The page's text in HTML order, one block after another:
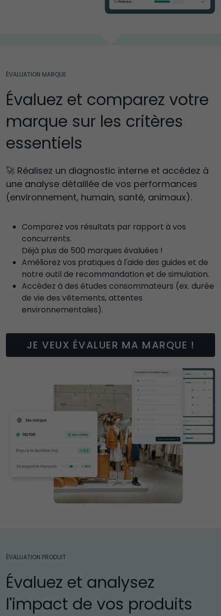
ÉVALUATION MARQUE
Évaluez et comparez votre
marque sur les critères
essentiels
🚀 Réalisez un diagnostic interne et accédez à
une analyse détaillée de vos performances
(environnement, humain, santé, animaux).
Comparez vos résultats par rapport à vos
concurrents.
Déjà plus de 500 marques évaluées !
Améliorez vos pratiques à l'aide des guides et de
notre outil de recommandation et de simulation.
Accèdez à des études consommateurs (ex. durée
de vie des vêtements, attentes
environnementales).
JE VEUX ÉVALUER MA MARQUE !
ÉVALUATION PRODUIT
Évaluez et analysez
l'impact de vos produits